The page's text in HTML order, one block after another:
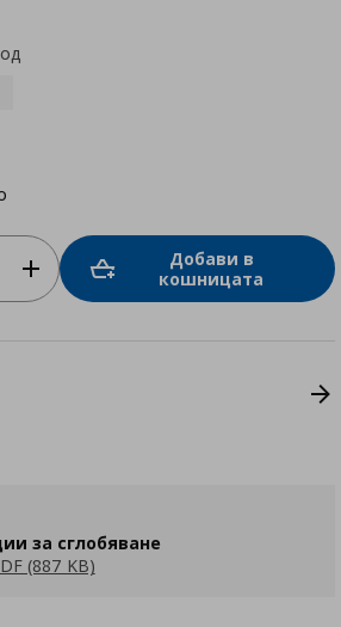
Добави в
кошницата
за сглобяване
(887 KB)